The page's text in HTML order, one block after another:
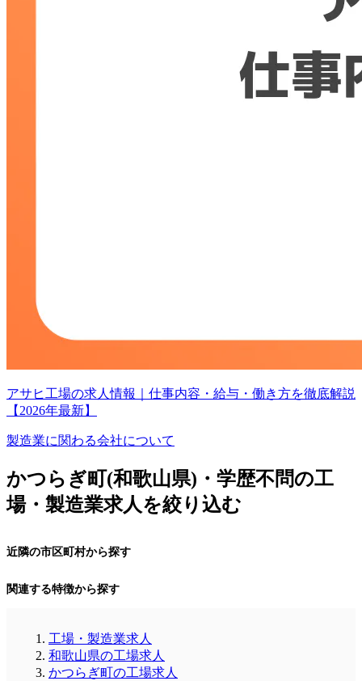
アサヒ工場の求人情報｜仕事内容・給与・働き方を徹底解説
【2026年最新】
製造業に関わる会社について
かつらぎ町(和歌山県)・学歴不問の工
場・製造業求人を絞り込む
近隣の市区町村から探す
関連する特徴から探す
工場・製造業求人
和歌山県の工場求人
かつらぎ町の工場求人